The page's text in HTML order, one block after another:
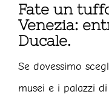
Fate un
Venezia:
Ducale.
Se dovessimo
musei e i palazzi